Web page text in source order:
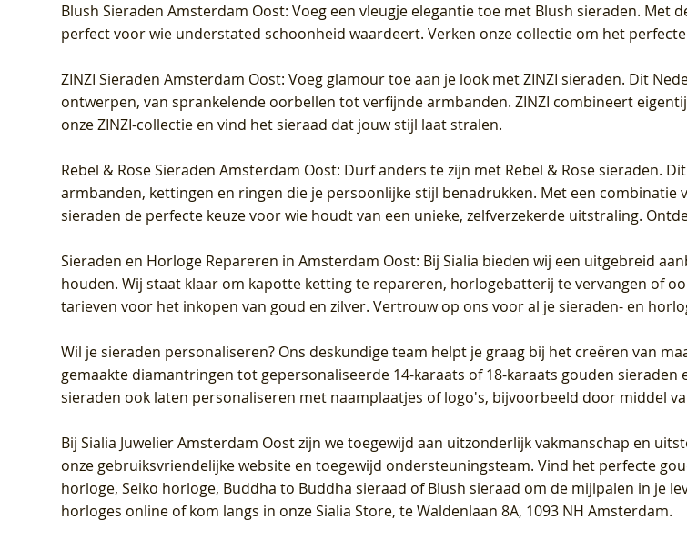
Blush Sieraden Amsterdam Oost: Voeg een vleugje elegantie toe met Blush sieraden.
perfect voor wie understated schoonheid waardeert. Verken onze collectie om het
ZINZI Sieraden Amsterdam Oost: Voeg glamour toe aan je look met ZINZI sieraden. Dit
ontwerpen, van sprankelende oorbellen tot verfijnde armbanden. ZINZI combineert
onze ZINZI-collectie en vind het sieraad dat jouw stijl laat stralen.
Rebel & Rose Sieraden Amsterdam Oost: Durf anders te zijn met Rebel & Rose sieraden.
armbanden, kettingen en ringen die je persoonlijke stijl benadrukken. Met een combinatie
sieraden de perfecte keuze voor wie houdt van een unieke, zelfverzekerde uitstraling.
Sieraden en Horloge Repareren in Amsterdam Oost: Bij Sialia bieden wij een uitgebreid
houden. Wij staat klaar om kapotte ketting te repareren, horlogebatterij te vervangen of
tarieven voor het inkopen van goud en zilver. Vertrouw op ons voor al je sieraden- en
Wil je sieraden personaliseren? Ons deskundige team helpt je graag bij het creëren van
gemaakte diamantringen tot gepersonaliseerde 14-karaats of 18-karaats gouden sieraden
sieraden ook laten personaliseren met naamplaatjes of logo's, bijvoorbeeld door middel
BijSialia Juwelier Amsterdam Oostzijn we toegewijd aan uitzonderlijk vakmanschap en
onze gebruiksvriendelijke website en toegewijd ondersteuningsteam. Vind het perfecte
horloge, Seiko horloge, Buddha to Buddha sieraad of Blush sieraad om de mijlpalen in je
horloges online of kom langs in onze Sialia Store, te Waldenlaan 8A, 1093 NH Amsterdam.